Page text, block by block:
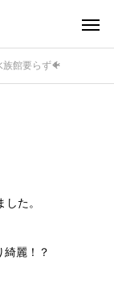
館要らず🐠
た。
麗！？